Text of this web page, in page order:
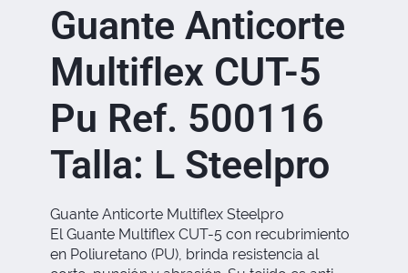
Guante Anticorte
Multiflex CUT-5
Pu Ref. 500116
Talla: L Steelpro
Guante Anticorte Multiflex Steelpro
El Guante Multiflex CUT-5 con recubrimiento
en Poliuretano (PU), brinda resistencia al